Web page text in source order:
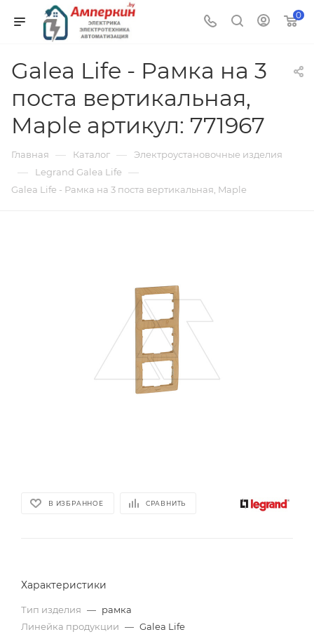
0
Galea Life - Рамка на 3
поста вертикальная,
Maple артикул: 771967
Главная — Каталог — Электроустановочные изделия
— Legrand Galea Life —
Galea Life - Рамка на 3 поста вертикальная, Maple
В ИЗБРАННОЕ СРАВНИТЬ
Характеристики
Тип изделия — рамка
Линейка продукции — Galea Life